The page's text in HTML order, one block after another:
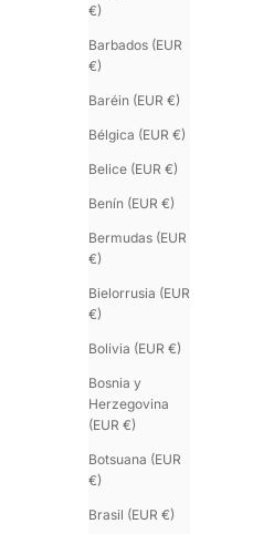
€)
Barbados (EUR
€)
Baréin (EUR €)
Bélgica (EUR €)
Belice (EUR €)
Benín (EUR €)
Bermudas (EUR
€)
Bielorrusia (EUR
€)
Bolivia (EUR €)
Bosnia y
Herzegovina
(EUR €)
Botsuana (EUR
€)
Brasil (EUR €)